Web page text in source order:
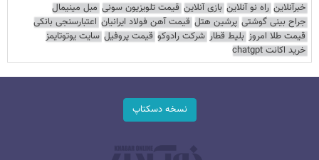
خبرآنلاین راه نو آنلاین بازی آنلاین قیمت تلویزیون سونی مبل مینیمال
جراح بینی گوشتی پرشین هتل قیمت آهن فولاد ایرانیان اعتبارسنجی بانکی
قیمت طلا امروز بلیط قطار شرکت رادوکو قیمت پروفیل سایت یوتوتایمز
خرید اکانت chatgpt
نسخه دسکتاپ